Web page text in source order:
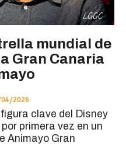
mundial de
Gran Canaria
2026
clave del Disney
primera vez en un
Animayo Gran